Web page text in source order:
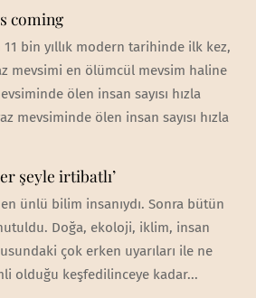
coming
bin yıllık modern tarihinde ilk kez,
mevsimi en ölümcül mevsim haline
ölen insan sayısı hızla
mevsiminde ölen insan sayısı hızla
şeyle irtibatlı’
en ünlü bilim insanıydı. Sonra bütün
Doğa, ekoloji, iklim, insan
çok erken uyarıları ile ne
olduğu keşfedilinceye kadar...